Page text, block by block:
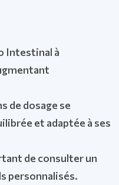
Intestinal à
de dosage se
et adaptée à ses
de consulter un
personnalisés.